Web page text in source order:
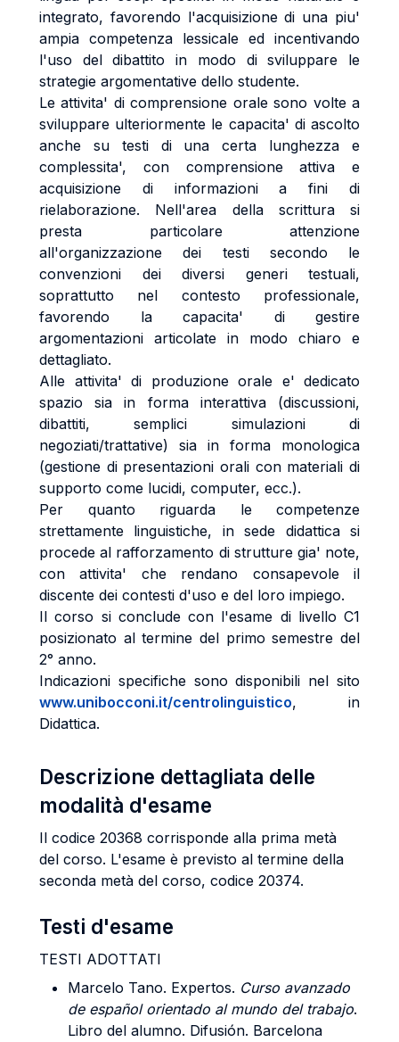
integrato, favorendo l'acquisizione di una piu'
ampia competenza lessicale ed incentivando
l'uso del dibattito in modo di sviluppare le
strategie argomentative dello studente.
Le attivita' di comprensione orale sono volte a
sviluppare ulteriormente le capacita' di ascolto
anche su testi di una certa lunghezza e
complessita', con comprensione attiva e
acquisizione di informazioni a fini di
rielaborazione. Nell'area della scrittura si
presta particolare attenzione
all'organizzazione dei testi secondo le
convenzioni dei diversi generi testuali,
soprattutto nel contesto professionale,
favorendo la capacita' di gestire
argomentazioni articolate in modo chiaro e
dettagliato.
Alle attivita' di produzione orale e' dedicato
spazio sia in forma interattiva (discussioni,
dibattiti, semplici simulazioni di
negoziati/trattative) sia in forma monologica
(gestione di presentazioni orali con materiali di
supporto come lucidi, computer, ecc.).
Per quanto riguarda le competenze
strettamente linguistiche, in sede didattica si
procede al rafforzamento di strutture gia' note,
con attivita' che rendano consapevole il
discente dei contesti d'uso e del loro impiego.
Il corso si conclude con l'esame di livello C1
posizionato al termine del primo semestre del
2° anno.
Indicazioni specifiche sono disponibili nel sito
www.unibocconi.it/centrolinguistico, in
Didattica.
Descrizione dettagliata delle
modalità d'esame
Il codice 20368 corrisponde alla prima metà
del corso. L'esame è previsto al termine della
seconda metà del corso, codice 20374.
Testi d'esame
TESTI ADOTTATI
Marcelo Tano. Expertos. Curso avanzado
de español orientado al mundo del trabajo.
Libro del alumno. Difusión. Barcelona